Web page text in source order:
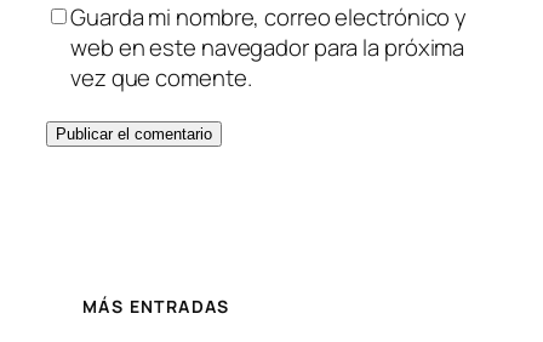
Guarda mi nombre, correo electrónico y
web en este navegador para la próxima
vez que comente.
MÁS ENTRADAS